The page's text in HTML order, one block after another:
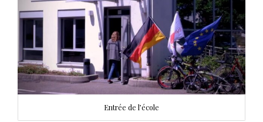
Entrée de l’école